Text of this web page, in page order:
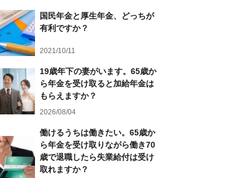
国民年金と厚生年金、どっちが
有利ですか？
2021/10/11
19歳年下の妻がいます。65歳か
ら年金を受け取ると加給年金は
もらえますか？
2026/08/04
働けるうちは働きたい。65歳か
ら年金を受け取りながら働き70
歳で退職したら失業給付は受け
取れますか？